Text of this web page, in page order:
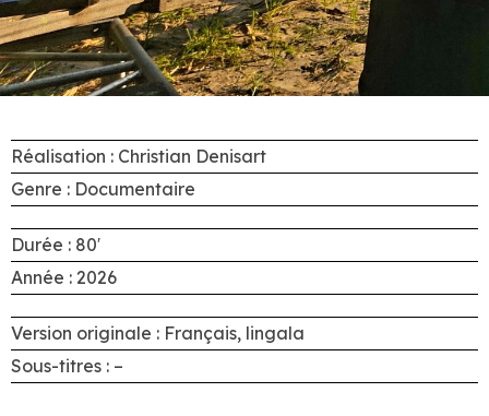
Réalisation : Christian Denisart
Genre : Documentaire
Durée : 80′
Année : 2026
Version originale : Français, lingala
Sous-titres : –